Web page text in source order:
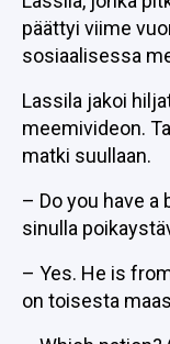
päättyi viime
sosiaalisessa
Lassila jakoi
meemivideon.
matki suullaan.
– Do you have a
sinulla
– Yes. He is
on toisesta